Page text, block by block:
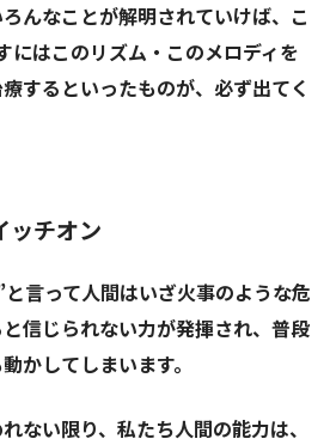
んなことが解明されていけば、こ
にはこのリズム・このメロディを
するといったものが、必ず出てく
ッチオン
言って人間はいざ火事のような危
信じられない力が発揮され、普段
かしてしまいます。
ない限り、私たち人間の能力は、